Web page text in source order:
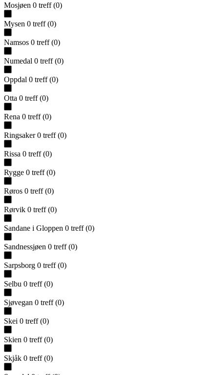
Mosjøen 0 treff (0)
Mysen 0 treff (0)
Namsos 0 treff (0)
Numedal 0 treff (0)
Oppdal 0 treff (0)
Otta 0 treff (0)
Rena 0 treff (0)
Ringsaker 0 treff (0)
Rissa 0 treff (0)
Rygge 0 treff (0)
Røros 0 treff (0)
Rørvik 0 treff (0)
Sandane i Gloppen 0 treff (0)
Sandnessjøen 0 treff (0)
Sarpsborg 0 treff (0)
Selbu 0 treff (0)
Sjøvegan 0 treff (0)
Skei 0 treff (0)
Skien 0 treff (0)
Skjåk 0 treff (0)